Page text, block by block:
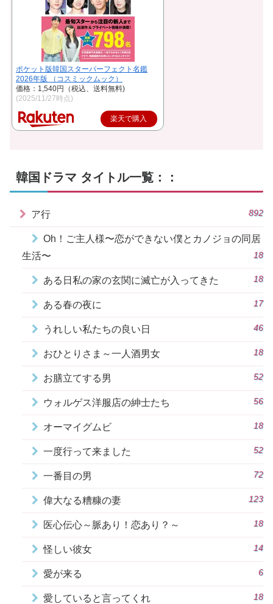
ポケット版韓国スターパーフェクト名鑑
2026年版 （コスミックムック）
価格：1,540円（税込、送料無料)
(2025/11/27時点)
楽天で購入
韓国ドラマ タイトル一覧：：
ア行 892
Oh！ご主人様〜恋ができない僕とカノジョの同居
生活〜
18
ある日私の家の玄関に滅亡が入ってきた 18
ある春の夜に 17
うれしい私たちの良い日 46
おひとりさま～一人酒男女 18
お膳立てする男 52
ウォルゲス洋服店の紳士たち 56
オーマイグムビ 18
一度行って来ました 52
一番目の男 72
偉大なる糟糠の妻 123
医心伝心～脈あり！恋あり？～ 18
怪しい彼女 14
愛が来る 6
愛していると言ってくれ 18